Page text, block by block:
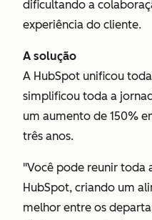
dificultando a
experiência do cliente.
A solução
A HubSpot unificou
simplificou toda a
um aumento de 150%
três anos.
"Você pode reunir toda
HubSpot, criando um
melhor entre os